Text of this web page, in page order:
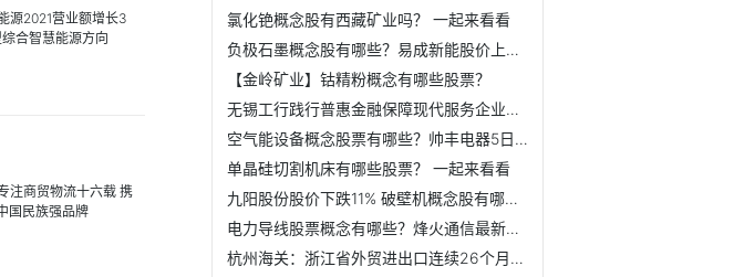
氯化铯概念股有西藏矿业吗？ 一起来看看
负极石墨概念股有哪些？易成新能股价上涨1.46%
【金岭矿业】钴精粉概念有哪些股票？
无锡工行践行普惠金融保障现代服务企业稳定生产
空气能设备概念股票有哪些？帅丰电器5日内股价下跌3.36%
单晶硅切割机床有哪些股票？ 一起来看看
九阳股份股价下跌11% 破壁机概念股有哪些？
电力导线股票概念有哪些？烽火通信最新报13.35元
杭州海关：浙江省外贸进出口连续26个月保持增长